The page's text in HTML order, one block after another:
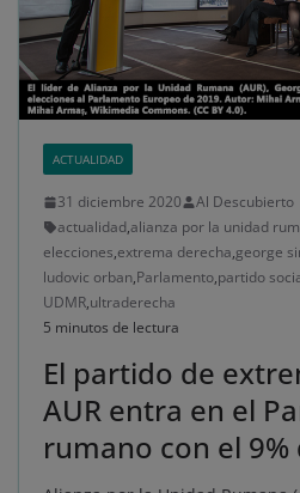
ACTUALIDAD
31 diciembre 2020
Al Descubierto
actualidad,alianza por la unidad
elecciones,extrema derecha,george
ludovic orban,Parlamento,partido
UDMR,ultraderecha
5 minutos de lectura
El partido de
AUR entra en el
rumano con el